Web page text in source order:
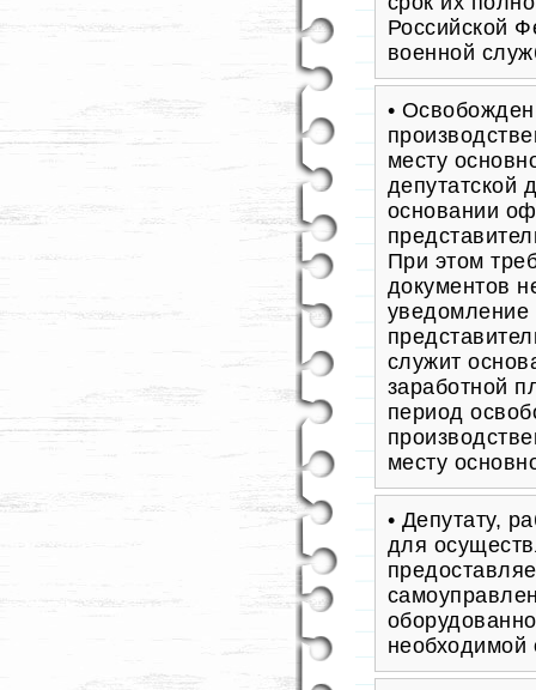
Российской
военной
•
месту
депутатской
основании
При этом
документов
уведомление
служит
заработной
период
месту
• Депутату,
для
необходимой